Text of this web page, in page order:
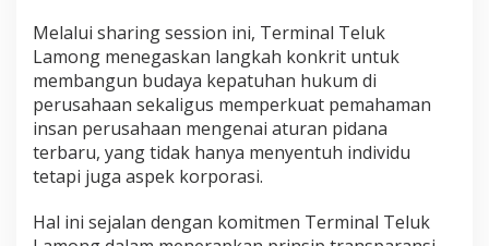
Melalui sharing session ini, Terminal Teluk
Lamong menegaskan langkah konkrit untuk
membangun budaya kepatuhan hukum di
perusahaan sekaligus memperkuat pemahaman
insan perusahaan mengenai aturan pidana
terbaru, yang tidak hanya menyentuh individu
tetapi juga aspek korporasi.
Hal ini sejalan dengan komitmen Terminal Teluk